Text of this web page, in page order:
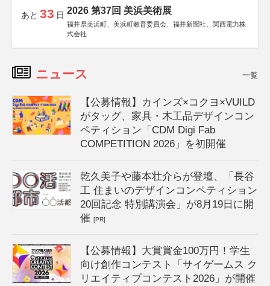
あと 33 日 2026 第37回 美浜美術展
福井県美浜町、美浜町教育委員会、福井新聞社、関西電力株
式会社
ニュース 一覧
【公募情報】カインズ×コクヨ×VUILD
がタッグ、家具・木工品デザインコン
ペティション「CDM Digi Fab
COMPETITION 2026」を初開催
乾久美子や藤本壮介らが登壇、「長谷
工 住まいのデザインコンペティション
20回記念 特別講演会」が8月19日に開
催[PR]
【公募情報】大賞賞金100万円！学生
向け創作コンテスト「サイゲームス ク
リエイティブコンテスト2026」が開催